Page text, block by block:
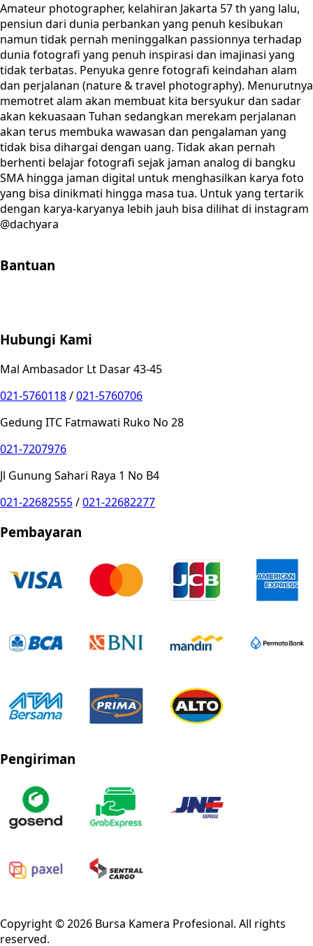
Amateur photographer, kelahiran Jakarta 57 th yang lalu,
pensiun dari dunia perbankan yang penuh kesibukan
namun tidak pernah meninggalkan passionnya terhadap
dunia fotografi yang penuh inspirasi dan imajinasi yang
tidak terbatas. Penyuka genre fotografi keindahan alam
dan perjalanan (nature & travel photography). Menurutnya
memotret alam akan membuat kita bersyukur dan sadar
akan kekuasaan Tuhan sedangkan merekam perjalanan
akan terus membuka wawasan dan pengalaman yang
tidak bisa dihargai dengan uang. Tidak akan pernah
berhenti belajar fotografi sejak jaman analog di bangku
SMA hingga jaman digital untuk menghasilkan karya foto
yang bisa dinikmati hingga masa tua. Untuk yang tertarik
dengan karya-karyanya lebih jauh bisa dilihat di instagram
@dachyara
Bantuan
Hubungi Kami
Mal Ambasador Lt Dasar 43-45
021-5760118/021-5760706
Gedung ITC Fatmawati Ruko No 28
021-7207976
Jl Gunung Sahari Raya 1 No B4
021-22682555/021-22682277
Pembayaran
Pengiriman
Copyright ©2026 Bursa Kamera Profesional. All rights
reserved.